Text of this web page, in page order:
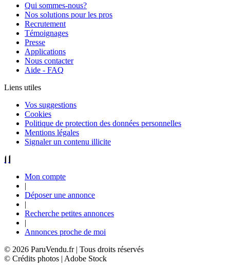
Qui sommes-nous?
Nos solutions pour les pros
Recrutement
Témoignages
Presse
Applications
Nous contacter
Aide - FAQ
Liens utiles
Vos suggestions
Cookies
Politique de protection des données personnelles
Mentions légales
Signaler un contenu illicite
Mon compte
|
Déposer une annonce
|
Recherche petites annonces
|
Annonces proche de moi
© 2026 ParuVendu.fr | Tous droits réservés
© Crédits photos | Adobe Stock